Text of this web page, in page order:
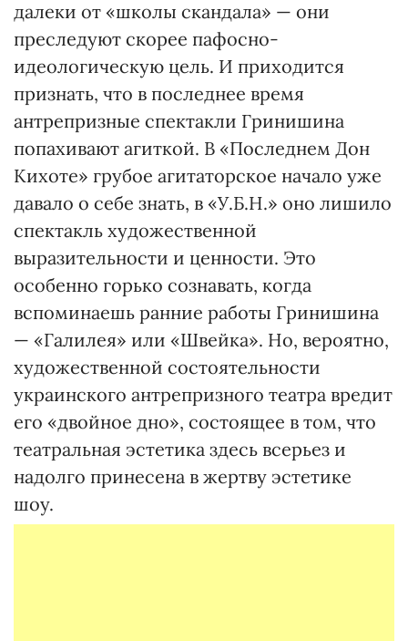
далеки от «школы скандала» — они
преследуют скорее пафосно-
идеологическую цель. И приходится
признать, что в последнее время
антрепризные спектакли Гринишина
попахивают агиткой. В «Последнем Дон
Кихоте» грубое агитаторское начало уже
давало о себе знать, в «У.Б.Н.» оно лишило
спектакль художественной
выразительности и ценности. Это
особенно горько сознавать, когда
вспоминаешь ранние работы Гринишина
— «Галилея» или «Швейка». Но, вероятно,
художественной состоятельности
украинского антрепризного театра вредит
его «двойное дно», состоящее в том, что
театральная эстетика здесь всерьез и
надолго принесена в жертву эстетике
шоу.